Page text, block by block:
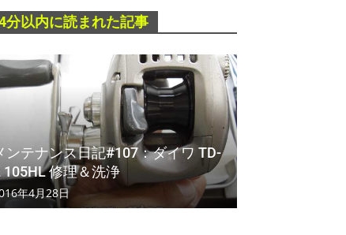
分以内に読まれた記事
ンテナンス日記#107：ダイワ TD-
105HL 修理＆洗浄
年4月28日